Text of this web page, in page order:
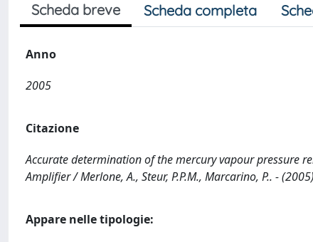
Scheda breve Scheda completa
Anno
2005
Citazione
Accurate determination of the mercury vapour pressure
Amplifier / Merlone, A., Steur, P.P.M., Marcarino, P.. -
Appare nelle tipologie: